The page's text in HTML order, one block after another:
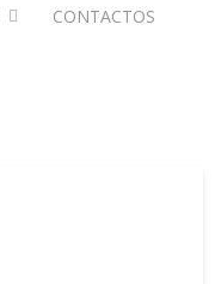
CONTACTOS